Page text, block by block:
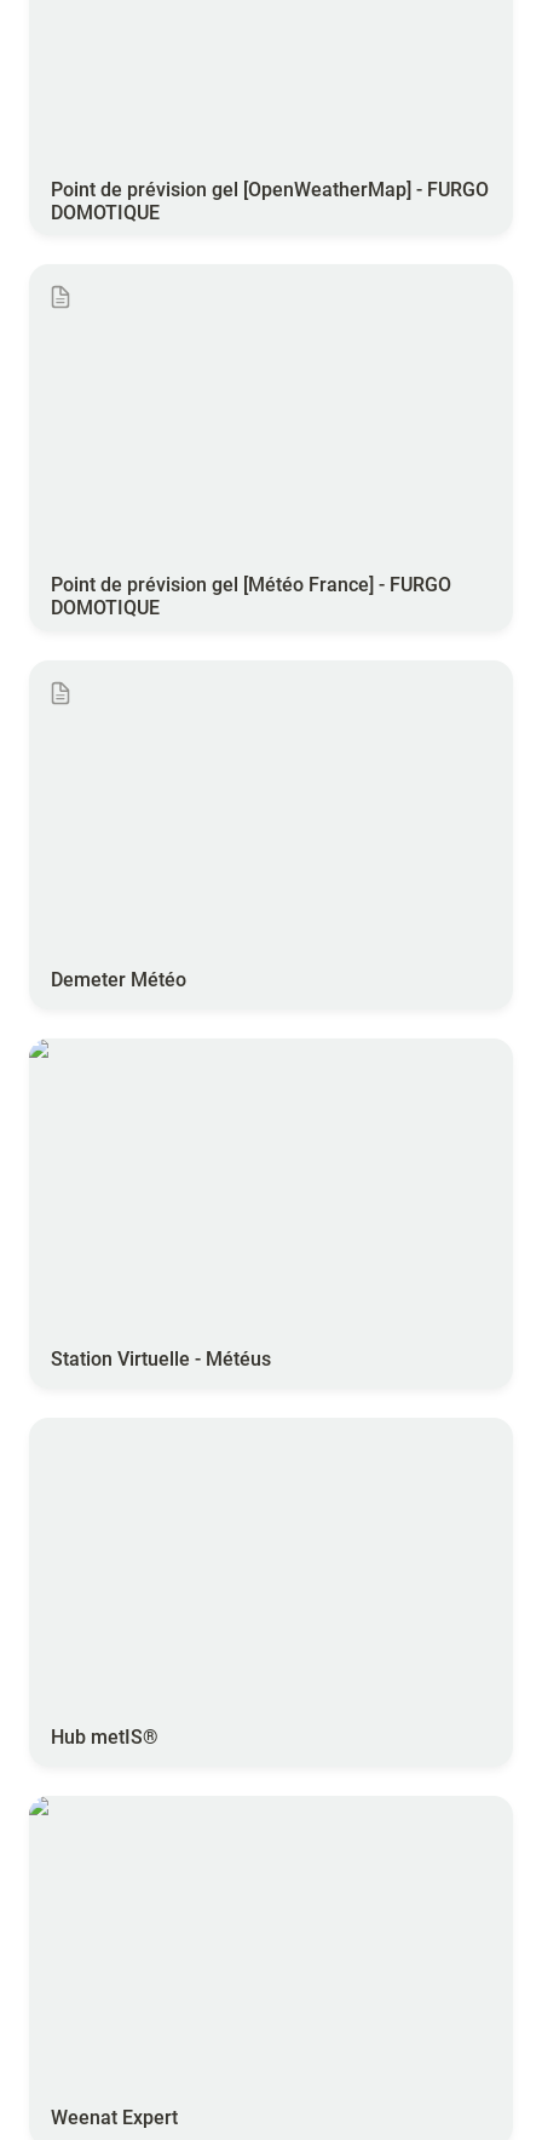
Point de prévision gel [OpenWeatherMap] - FURGO
DOMOTIQUE
DOMOTIQUE
Point de prévision gel [Météo France] - FURGO
DOMOTIQUE
Demeter Météo
Station Virtuelle - Météus
Station Virtuelle - Météus
Hub metIS®
Weenat Expert
Weenat Expert